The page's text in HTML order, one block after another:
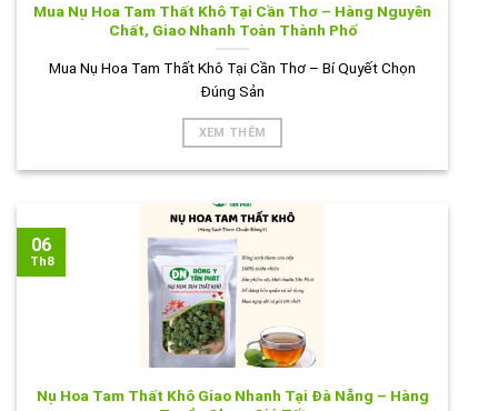
Mua Nụ Hoa Tam Thất Khô Tại Cần Thơ – Hàng Nguyên
Chất, Giao Nhanh Toàn Thành Phố
Mua Nụ Hoa Tam Thất Khô Tại Cần Thơ – Bí Quyết Chọn
Đúng Sản
XEM THÊM
Nụ Hoa Tam Thất Khô Giao Nhanh Tại Đà Nẵng – Hàng
06
Th8